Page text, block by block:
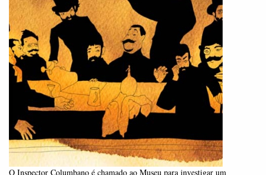
O Inspector Columbano é chamado ao Museu para investigar um